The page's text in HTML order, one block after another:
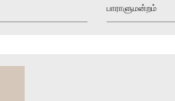
பாராளுமன்றம்